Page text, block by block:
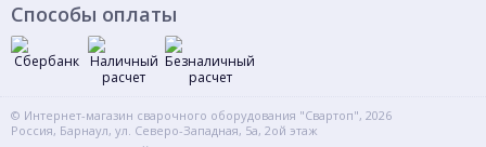
Способы оплаты
© Интернет-магазин сварочного оборудования "Свартоп", 2026
Россия, Барнаул, ул. Северо-Западная, 5а, 2ой этаж